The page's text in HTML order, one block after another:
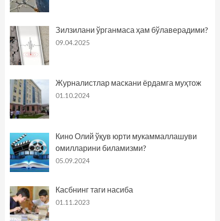
Зилзилани ўрганмаса ҳам бўлаверадими?
09.04.2025
Журналистлар маскани ёрдамга муҳтож
01.10.2024
Кино Олий ўқув юрти мукаммаллашуви
омилларини биламизми?
05.09.2024
Касбнинг таги насиба
01.11.2023